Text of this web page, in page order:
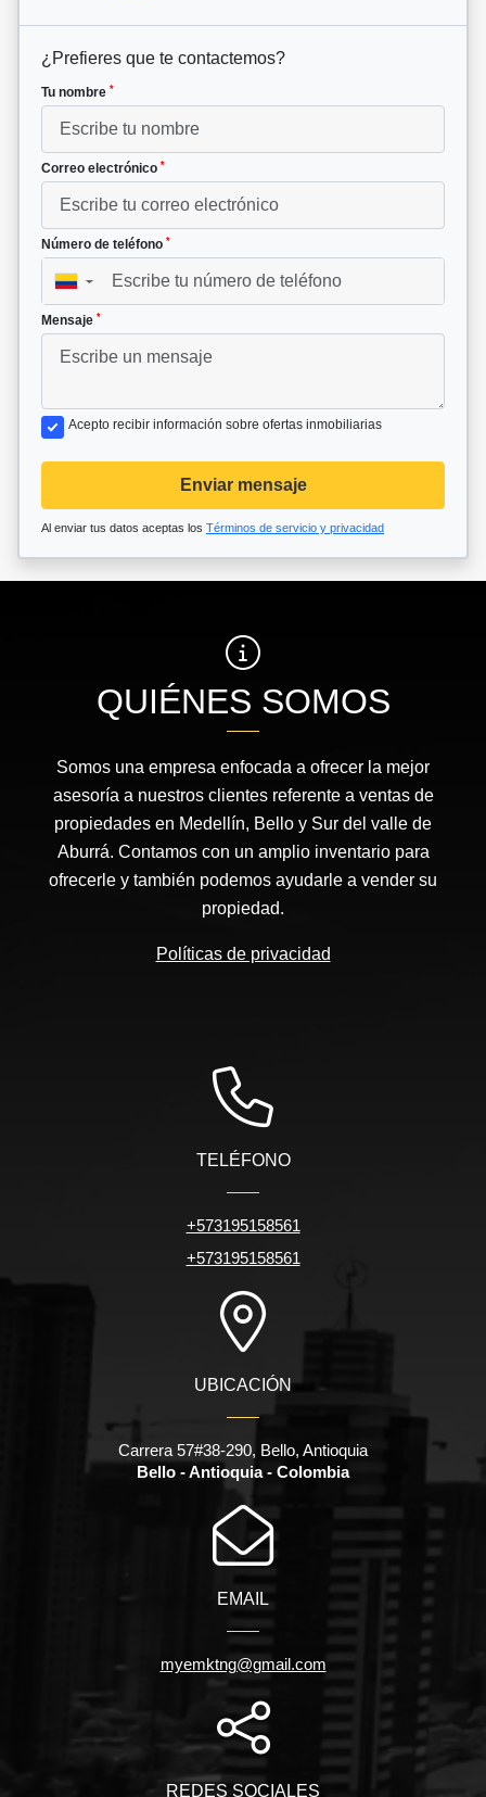
¿Prefieres que te contactemos?
Tu nombre *
Correo electrónico *
Número de teléfono *
▼
Mensaje *
Acepto recibir información sobre ofertas inmobiliarias
Enviar mensaje
Al enviar tus datos aceptas los Términos de servicio y privacidad
QUIÉNES SOMOS
Somos una empresa enfocada a ofrecer la mejor
asesoría a nuestros clientes referente a ventas de
propiedades en Medellín, Bello y Sur del valle de
Aburrá. Contamos con un amplio inventario para
ofrecerle y también podemos ayudarle a vender su
propiedad.
Políticas de privacidad
TELÉFONO
+573195158561
+573195158561
UBICACIÓN
Carrera 57#38-290, Bello, Antioquia
Bello - Antioquia - Colombia
EMAIL
myemktng@gmail.com
REDES SOCIALES